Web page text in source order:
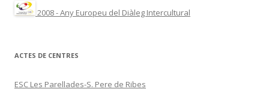
2008 - Any Europeu del Diàleg Intercultural
ACTES DE CENTRES
ESC Les Parellades-S. Pere de Ribes